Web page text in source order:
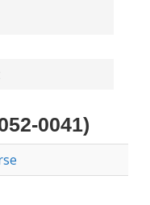
0041)